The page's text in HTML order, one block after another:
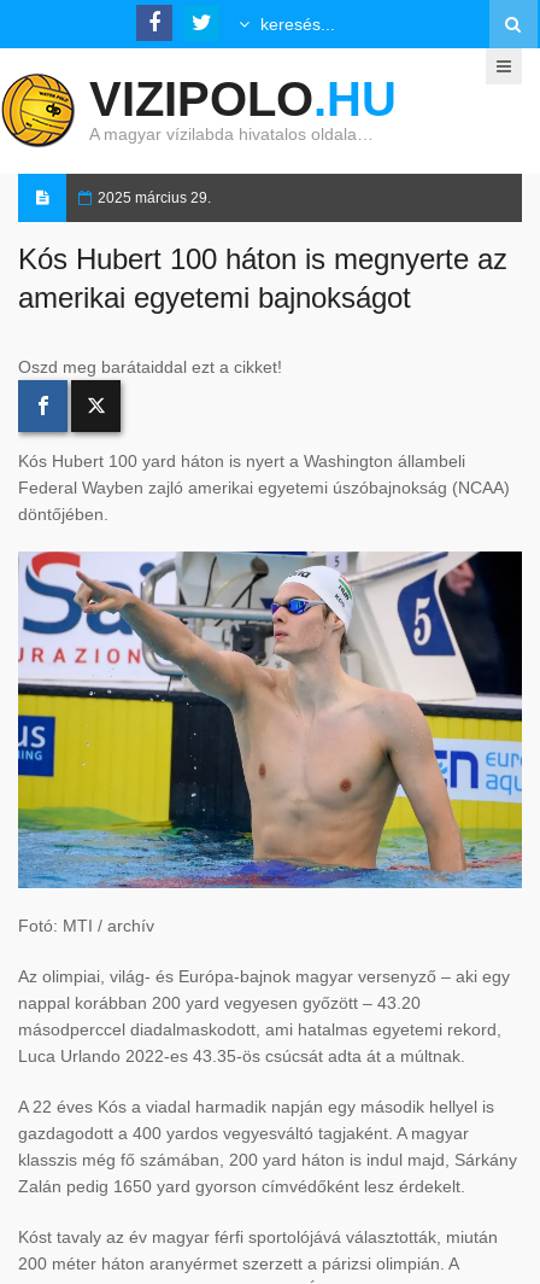
VIZIPOLO.HU
A magyar vízilabda hivatalos oldala…
2025 március 29.
Kós Hubert 100 háton is megnyerte az
amerikai egyetemi bajnokságot
Oszd meg barátaiddal ezt a cikket!
Kós Hubert 100 yard háton is nyert a Washington állambeli
Federal Wayben zajló amerikai egyetemi úszóbajnokság (NCAA)
döntőjében.
Fotó: MTI / archív
Az olimpiai, világ- és Európa-bajnok magyar versenyző – aki egy
nappal korábban 200 yard vegyesen győzött – 43.20
másodperccel diadalmaskodott, ami hatalmas egyetemi rekord,
Luca Urlando 2022-es 43.35-ös csúcsát adta át a múltnak.
A 22 éves Kós a viadal harmadik napján egy második hellyel is
gazdagodott a 400 yardos vegyesváltó tagjaként. A magyar
klasszis még fő számában, 200 yard háton is indul majd, Sárkány
Zalán pedig 1650 yard gyorson címvédőként lesz érdekelt.
Kóst tavaly az év magyar férfi sportolójává választották, miután
200 méter háton aranyérmet szerzett a párizsi olimpián. A